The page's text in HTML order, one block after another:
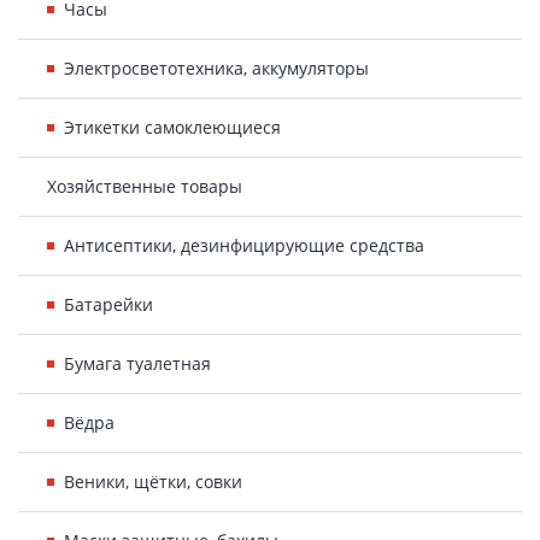
Часы
Электросветотехника, аккумуляторы
Этикетки самоклеющиеся
Хозяйственные товары
Антисептики, дезинфицирующие средства
Батарейки
Бумага туалетная
Вёдра
Веники, щётки, совки